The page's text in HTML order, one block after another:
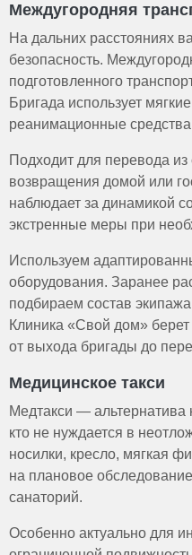
Междугородняя
На дальних расстояниях
безопасность.
подготовленного
Бригада использует
реанимационные
Подходит для перевода
возвращения домой или
наблюдает за динамикой
экстренные меры при
Используем
оборудования. Заранее
подбираем состав
Клиника «Свой дом»
от выхода бригады до
Медицинское такси
Медтакси — альтернатива
кто не нуждается в
носилки, кресло, мягкая
на плановое
санаторий.
Особенно актуально для